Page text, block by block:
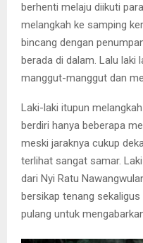
berhenti melaju diikuti
melangkah ke samping
bincang dengan
berada di dalam. Lalu laki
manggut-manggut dan
Laki-laki itupun
berdiri hanya beberapa
meski jaraknya cukup
terlihat sangat samar.
dari Nyi Ratu
bersikap tenang
pulang untuk